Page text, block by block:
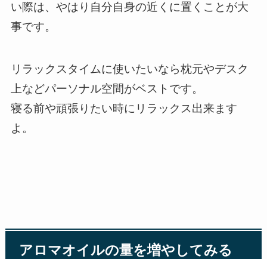
い際は、やはり自分自身の近くに置くことが大
事です。
リラックスタイムに使いたいなら枕元やデスク
上などパーソナル空間がベストです。
寝る前や頑張りたい時にリラックス出来ます
よ。
アロマオイルの量を増やしてみる